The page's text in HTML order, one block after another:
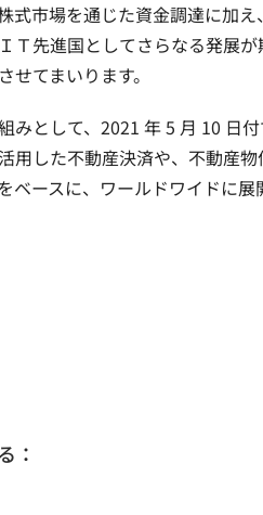
式市場を通じた資金調達に加
先進国としてさらなる発展が
てまいります。
として、2021 年 5 月 10 日
用した不動産決済や、不動産
ースに、ワールドワイドに展
：